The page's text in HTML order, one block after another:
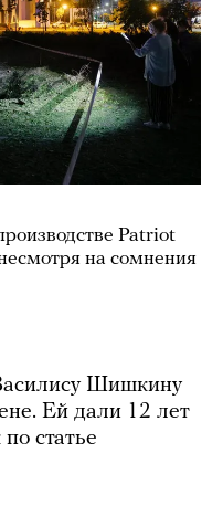
Patriot
на сомнения
Шишкину
Ей дали 12 лет
статье